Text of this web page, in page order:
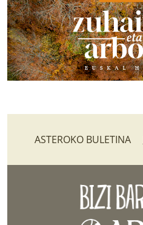
ASTEROKO BULETINA